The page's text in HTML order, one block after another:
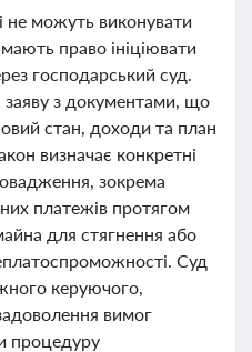
не можуть виконувати
мають право ініціювати
господарський суд.
з документами, що
стан, доходи та план
визначає конкретні
зокрема
платежів протягом
для стягнення або
Суд
керуючого,
вимог
процедуру